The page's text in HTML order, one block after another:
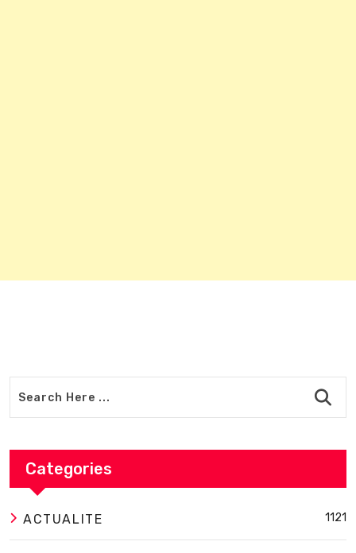
Categories
ACTUALITE 1121